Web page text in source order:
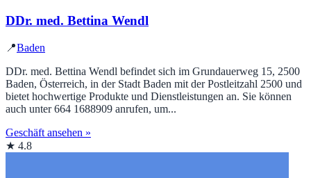
DDr. med. Bettina Wendl
📍Baden
DDr. med. Bettina Wendl befindet sich im Grundauerweg 15, 2500
Baden, Österreich, in der Stadt Baden mit der Postleitzahl 2500 und
bietet hochwertige Produkte und Dienstleistungen an. Sie können
auch unter 664 1688909 anrufen, um...
Geschäft ansehen »
★ 4.8